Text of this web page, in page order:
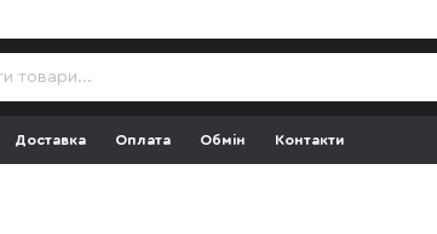
Доставка Оплата Обмін Контакти